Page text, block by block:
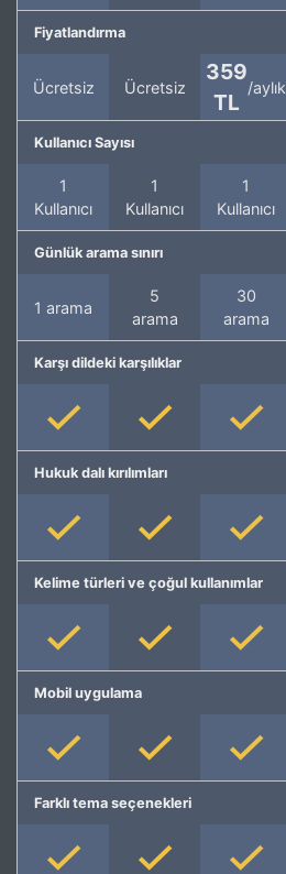
Fiyatlandırma
Ücretsiz Ücretsiz
359
TL
/aylık
Kullanıcı Sayısı
1
Kullanıcı
1
Kullanıcı
1
Kullanıcı
Günlük arama sınırı
1 arama
5
arama
30
arama
Karşı dildeki karşılıklar
Hukuk dalı kırılımları
Kelime türleri ve çoğul kullanımlar
Mobil uygulama
Farklı tema seçenekleri